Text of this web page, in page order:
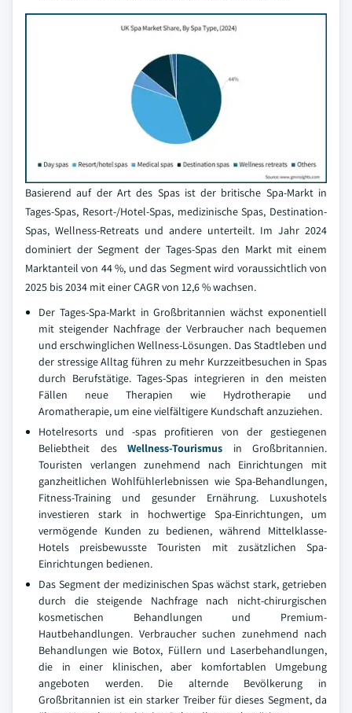
Basierend auf der Art des Spas ist der britische Spa-Markt in
Tages-Spas, Resort-/Hotel-Spas, medizinische Spas, Destination-
Spas, Wellness-Retreats und andere unterteilt. Im Jahr 2024
dominiert der Segment der Tages-Spas den Markt mit einem
Marktanteil von 44 %, und das Segment wird voraussichtlich von
2025 bis 2034 mit einer CAGR von 12,6 % wachsen.
Der Tages-Spa-Markt in Großbritannien wächst exponentiell
mit steigender Nachfrage der Verbraucher nach bequemen
und erschwinglichen Wellness-Lösungen. Das Stadtleben und
der stressige Alltag führen zu mehr Kurzzeitbesuchen in Spas
durch Berufstätige. Tages-Spas integrieren in den meisten
Fällen neue Therapien wie Hydrotherapie und
Aromatherapie, um eine vielfältigere Kundschaft anzuziehen.
Hotelresorts und -spas profitieren von der gestiegenen
Beliebtheit des Wellness-Tourismus in Großbritannien.
Touristen verlangen zunehmend nach Einrichtungen mit
ganzheitlichen Wohlfühlerlebnissen wie Spa-Behandlungen,
Fitness-Training und gesunder Ernährung. Luxushotels
investieren stark in hochwertige Spa-Einrichtungen, um
vermögende Kunden zu bedienen, während Mittelklasse-
Hotels preisbewusste Touristen mit zusätzlichen Spa-
Einrichtungen bedienen.
Das Segment der medizinischen Spas wächst stark, getrieben
durch die steigende Nachfrage nach nicht-chirurgischen
kosmetischen Behandlungen und Premium-
Hautbehandlungen. Verbraucher suchen zunehmend nach
Behandlungen wie Botox, Füllern und Laserbehandlungen,
die in einer klinischen, aber komfortablen Umgebung
angeboten werden. Die alternde Bevölkerung in
Großbritannien ist ein starker Treiber für dieses Segment, da